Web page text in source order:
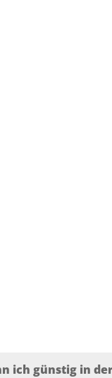
ich günstig in